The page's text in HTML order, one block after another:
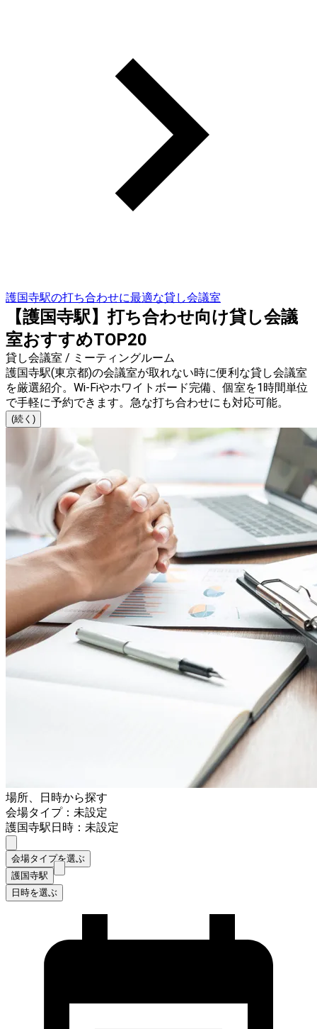
護国寺駅の打ち合わせに最適な貸し会議室
【護国寺駅】打ち合わせ向け貸し会議
室おすすめTOP20
貸し会議室 / ミーティングルーム
護国寺駅(東京都)の会議室が取れない時に便利な貸し会議室
を厳選紹介。Wi-Fiやホワイトボード完備、個室を1時間単位
で手軽に予約できます。急な打ち合わせにも対応可能。
(続く)
場所、日時から探す
会場タイプ：未設定
護国寺駅日時：未設定
会場タイプを選ぶ
護国寺駅
日時を選ぶ